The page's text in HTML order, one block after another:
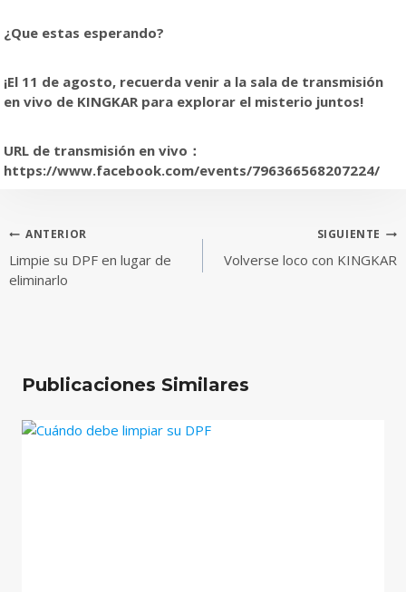
¿Que estas esperando?
¡El 11 de agosto, recuerda venir a la sala de transmisión
en vivo de KINGKAR para explorar el misterio juntos!
URL de transmisión en vivo ：
https://www.facebook.com/events/796366568207224/
Navegación
de
entradas
ANTERIOR
Limpie su DPF en lugar de
eliminarlo
SIGUIENTE
Volverse loco con KINGKAR
Publicaciones Similares